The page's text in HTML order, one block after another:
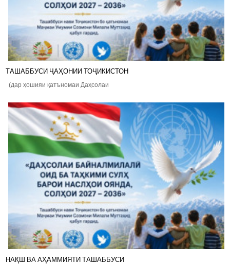
ТАШАББУСИ ҶАҲОНИИ ТОҶИКИСТОН
(дар ҳошияи қатъномаи Даҳсолаи
НАҚШ ВА АҲАММИЯТИ ТАШАББУСИ